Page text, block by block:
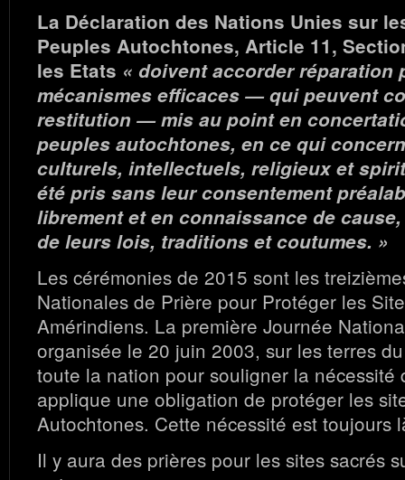
La Déclaration des Nations Unies sur
Peuples Autochtones, Article 11,
les Etats « doivent accorder réparation
mécanismes efficaces — qui peuvent
restitution — mis au point en
peuples autochtones, en ce qui
culturels, intellectuels, religieux et
été pris sans leur consentement
librement et en connaissance de
de leurs lois, traditions et coutumes. »
Les cérémonies de 2015 sont les
Nationales de Prière pour Protéger les
Amérindiens. La première Journée
organisée le 20 juin 2003, sur les terres
toute la nation pour souligner la nécessité
applique une obligation de protéger les
Autochtones. Cette nécessité est toujours
Il y aura des prières pour les sites sacrés